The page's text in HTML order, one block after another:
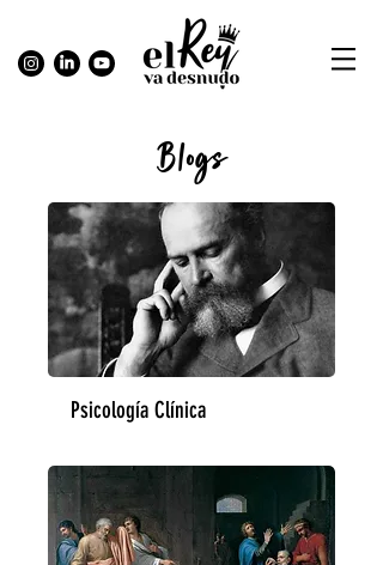
Blogs
Psicología Clínica